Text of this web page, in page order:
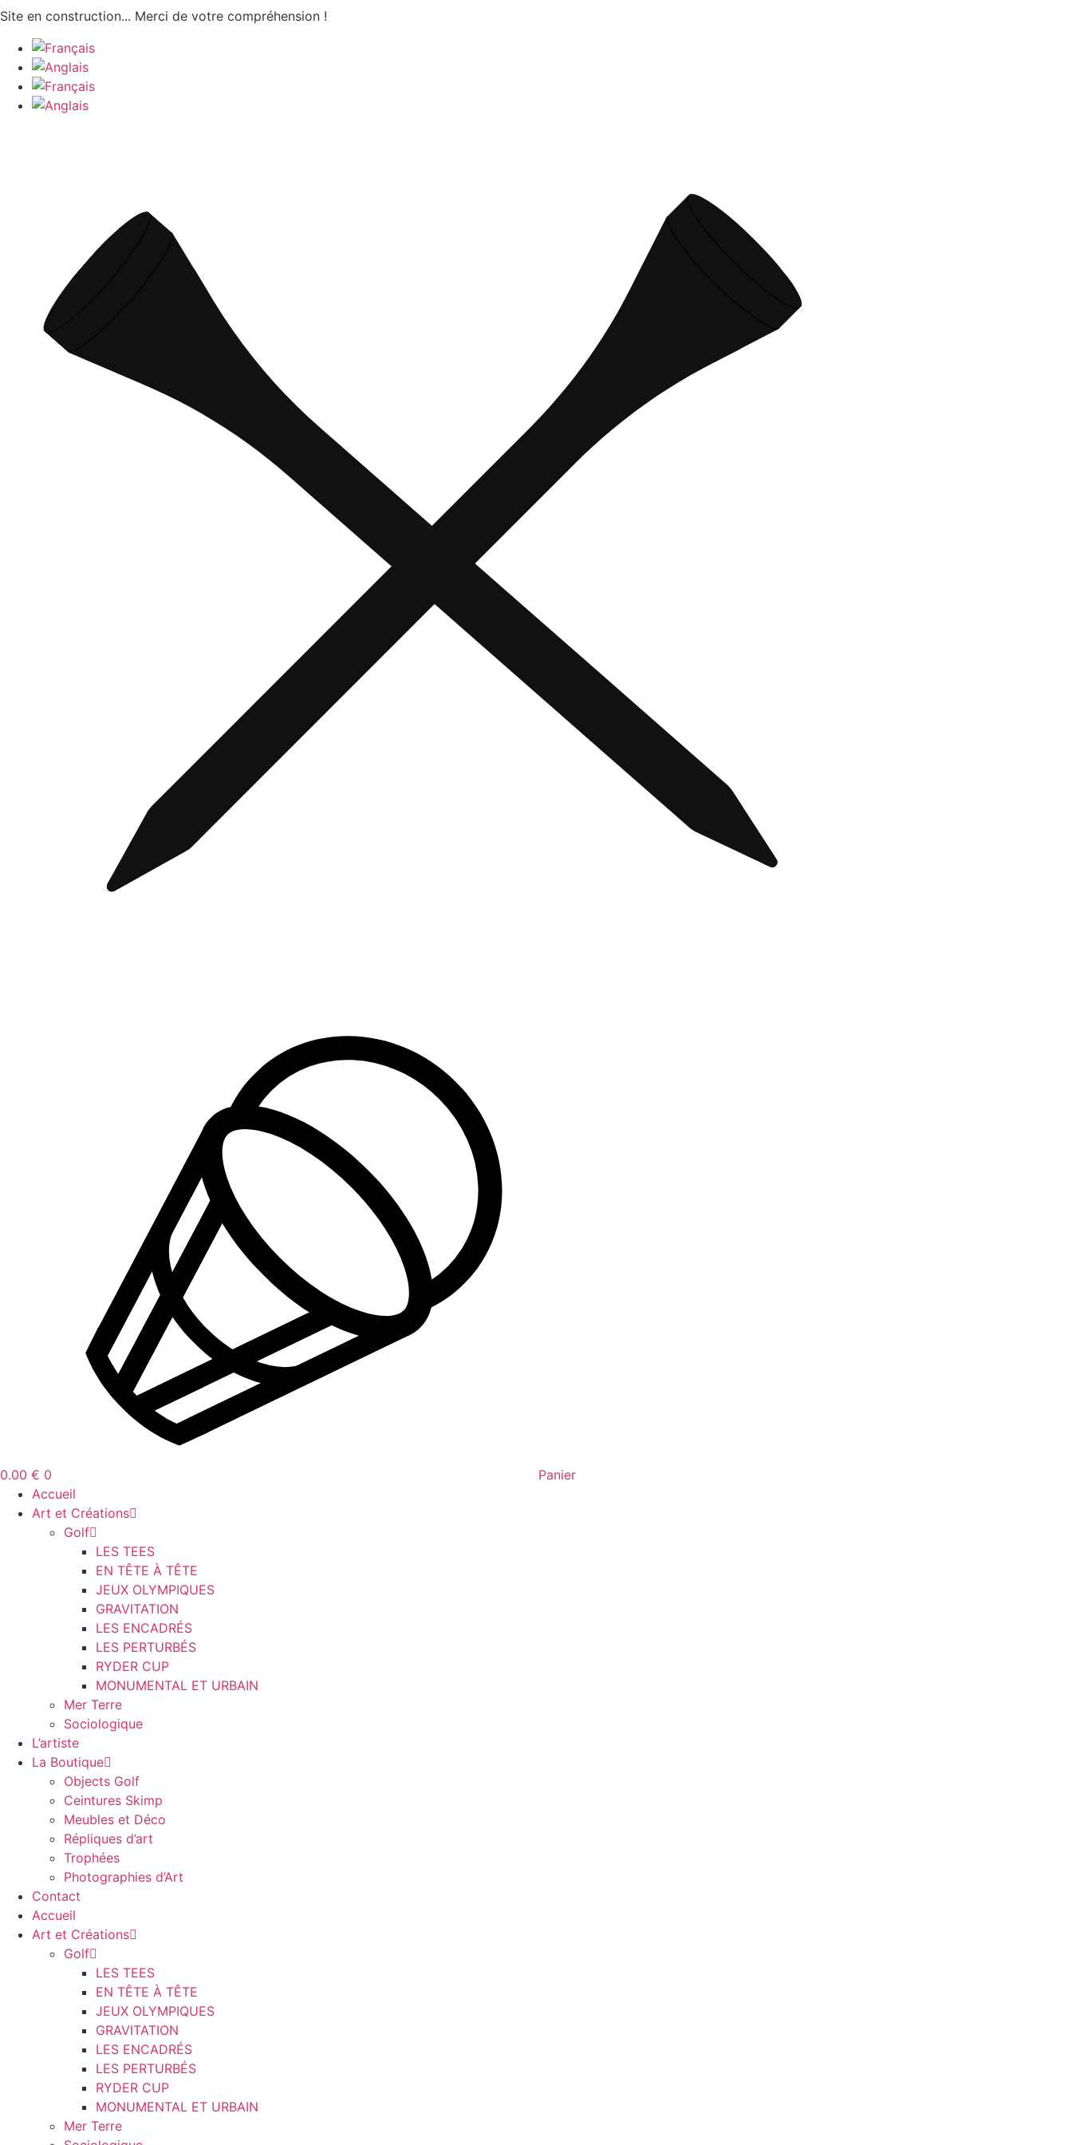
Aller
contenu
Site en construction... Merci de votre compréhension !
0.00 € 0
Panier
Accueil
Art et Créations
Golf
LES TEES
EN TÊTE À TÊTE
JEUX OLYMPIQUES
GRAVITATION
LES ENCADRÉS
LES PERTURBÉS
RYDER CUP
MONUMENTAL ET URBAIN
Mer Terre
Sociologique
L’artiste
La Boutique
Objects Golf
Ceintures Skimp
Meubles et Déco
Répliques d’art
Trophées
Photographies d’Art
Contact
Accueil
Art et Créations
Golf
LES TEES
EN TÊTE À TÊTE
JEUX OLYMPIQUES
GRAVITATION
LES ENCADRÉS
LES PERTURBÉS
RYDER CUP
MONUMENTAL ET URBAIN
Mer Terre